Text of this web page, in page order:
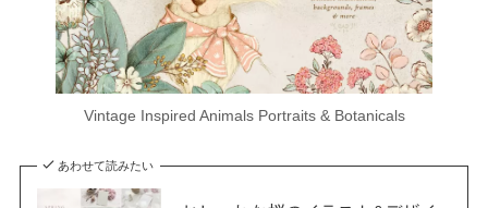
Vintage Inspired Animals Portraits & Botanicals
あわせて読みたい